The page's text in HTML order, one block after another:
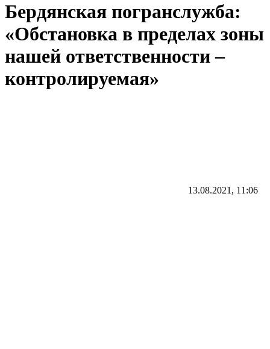
Бердянская погранслужба:
«Обстановка в пределах зоны
нашей ответственности –
контролируемая»
13.08.2021, 11:06